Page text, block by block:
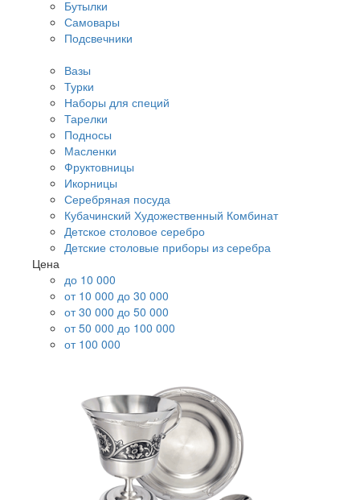
Бутылки
Самовары
Подсвечники
Вазы
Турки
Наборы для специй
Тарелки
Подносы
Масленки
Фруктовницы
Икорницы
Серебряная посуда
Кубачинский Художественный Комбинат
Детское столовое серебро
Детские столовые приборы из серебра
Цена
до 10 000
от 10 000 до 30 000
от 30 000 до 50 000
от 50 000 до 100 000
от 100 000